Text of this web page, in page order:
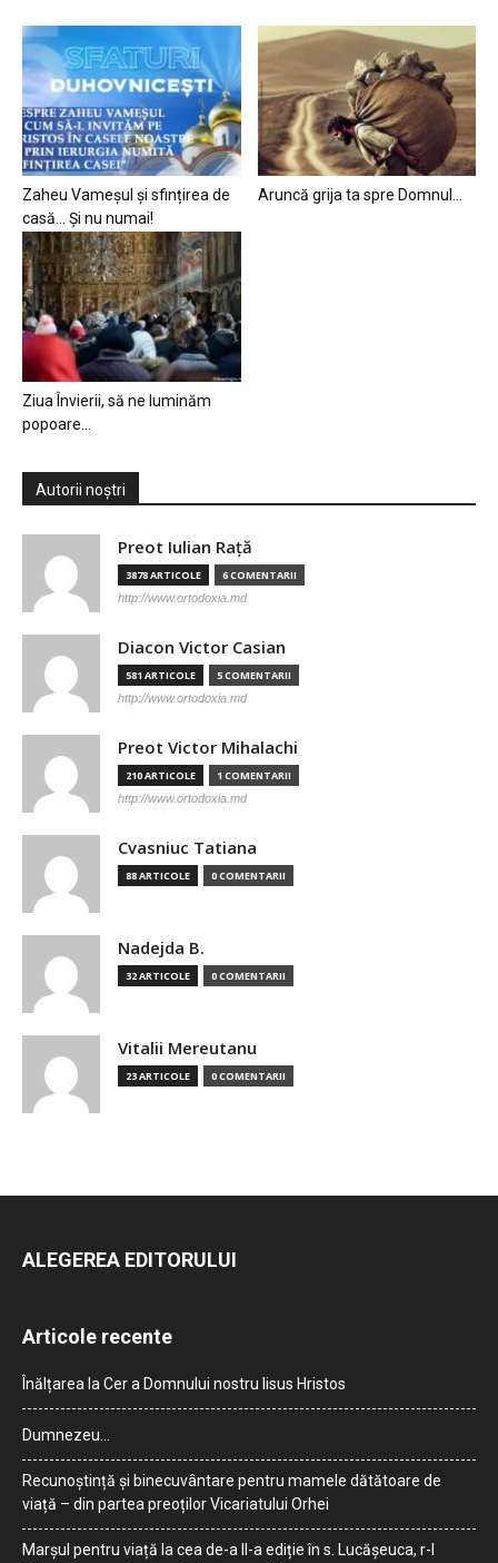
Zaheu Vameșul și sfințirea de
casă… Și nu numai!
Aruncă grija ta spre Domnul…
Ziua Învierii, să ne luminăm
popoare…
Autorii noștri
Preot Iulian Raţă
3878 ARTICOLE 6 COMENTARII
http://www.ortodoxia.md
Diacon Victor Casian
581 ARTICOLE 5 COMENTARII
http://www.ortodoxia.md
Preot Victor Mihalachi
210 ARTICOLE 1 COMENTARII
http://www.ortodoxia.md
Cvasniuc Tatiana
88 ARTICOLE 0 COMENTARII
Nadejda B.
32 ARTICOLE 0 COMENTARII
Vitalii Mereutanu
23 ARTICOLE 0 COMENTARII
ALEGEREA EDITORULUI
Articole recente
Înălțarea la Cer a Domnului nostru Iisus Hristos
Dumnezeu…
Recunoștință și binecuvântare pentru mamele dătătoare de
viață – din partea preoților Vicariatului Orhei
Marșul pentru viață la cea de-a II-a ediție în s. Lucășeuca, r-l